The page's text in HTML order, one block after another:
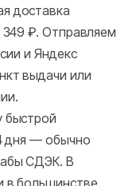
доставка
₽. Отправляем
и Яндекс
выдачи или
быстрой
дня — обычно
СДЭК. В
в большинстве